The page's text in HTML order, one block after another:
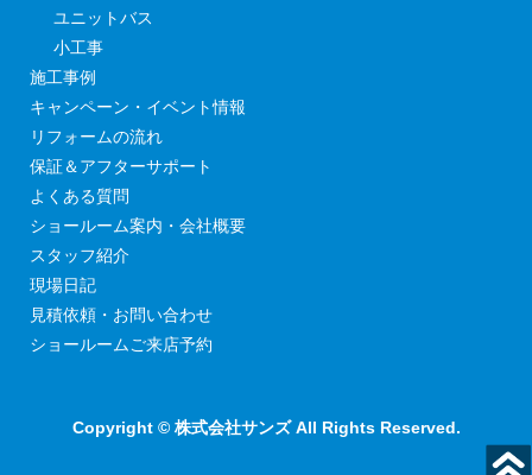
ユニットバス
小工事
施工事例
キャンペーン・イベント情報
リフォームの流れ
保証＆アフターサポート
よくある質問
ショールーム案内・会社概要
スタッフ紹介
現場日記
見積依頼・お問い合わせ
ショールームご来店予約
Copyright © 株式会社サンズ All Rights Reserved.